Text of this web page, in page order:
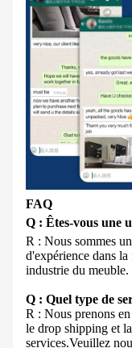
FAQ
Q : Êtes-vous une
R : Nous sommes
d'expérience dans
industrie du meuble.
Q : Quel type de
R : Nous prenons
le drop shipping et
services.Veuillez